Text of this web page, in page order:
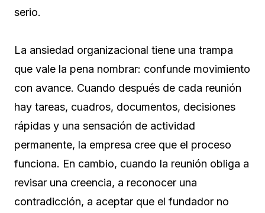
serio.
La ansiedad organizacional tiene una trampa
que vale la pena nombrar: confunde movimiento
con avance. Cuando después de cada reunión
hay tareas, cuadros, documentos, decisiones
rápidas y una sensación de actividad
permanente, la empresa cree que el proceso
funciona. En cambio, cuando la reunión obliga a
revisar una creencia, a reconocer una
contradicción, a aceptar que el fundador no